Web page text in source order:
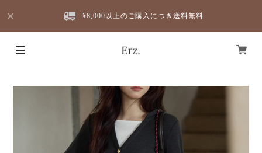
¥8,000以上のご購入につき送料無料